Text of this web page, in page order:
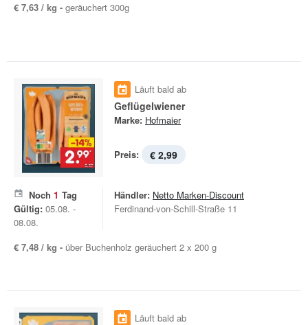
€ 7,63 / kg - geräuchert 300g
Läuft bald ab
Geflügelwiener
Marke: Hofmaier
Preis: € 2,99
Noch 1 Tag
Gültig: 05.08. -
08.08.
Händler: Netto Marken-Discount
Ferdinand-von-Schill-Straße 11
€ 7,48 / kg - über Buchenholz geräuchert 2 x 200 g
Läuft bald ab